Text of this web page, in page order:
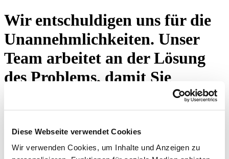
Diese Webseite verwendet Cookies
Wir verwenden Cookies, um Inhalte und Anzeigen zu
Wir entschuldigen uns für die
Unannehmlichkeiten. Unser
Team arbeitet an der Lösung
des Problems, damit Sie
Exzellenz von Eton Shirts
erleben. Bitte drücken Sie den
untenstehenden Knopf oder